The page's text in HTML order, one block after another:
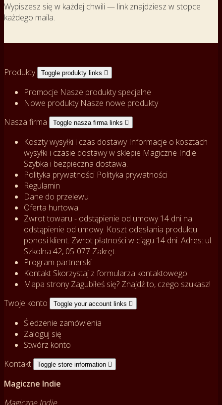
Wypiszesz się w każdej chwili — link znajdziesz w stopce
każdego maila.
Produkty Toggle produkty links 
Promocje Nasze produkty specjalne
Nowe produkty Nasze nowe produkty
Nasza firma
Toggle nasza firma links 
Koszty wysyłki i czas dostawy Informacje o kosztach
wysyłki i czasie dostawy w sklepie Magiczne Indie.
Szybka i bezpieczna dostawa.
Polityka prywatności Polityka prywatności
Regulamin
Dane do przelewu
Oferta hurtowa
Zwrot towaru - odstąpienie od umowy14 dni na
odstąpienie od umowy. Koszt odesłania produktu
ponosi klient. Zwrot płatności w ciągu 14 dni. Adres: ul.
Szkolna 42, 05-077 Zakręt.
Program partnerski
Kontakt Skorzystaj z formularza kontaktowego
Mapa stronyZagubiłeś się? Znajdź to, czego szukasz!
Twoje konto
Toggle your account links 
Śledzenie zamówienia
Zaloguj się
Stwórz konto
Kontakt
Toggle store information 
Magiczne Indie
Magiczne Indie